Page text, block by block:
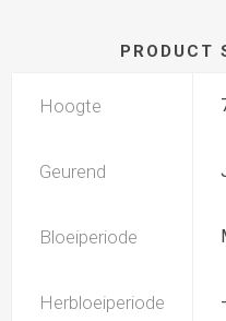
PRODUCT
Hoogte
Geurend
Bloeiperiode
Herbloeiperiode -